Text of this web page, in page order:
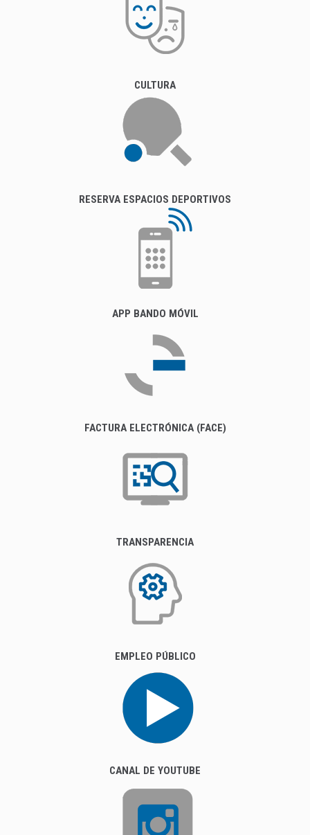
CULTURA
RESERVA ESPACIOS DEPORTIVOS
APP BANDO MÓVIL
FACTURA ELECTRÓNICA (FACE)
TRANSPARENCIA
EMPLEO PÚBLICO
CANAL DE YOUTUBE